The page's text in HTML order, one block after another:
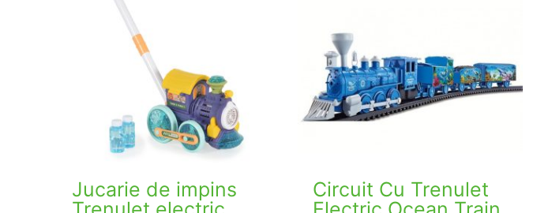
Jucarie de impins
Circuit Cu Trenulet